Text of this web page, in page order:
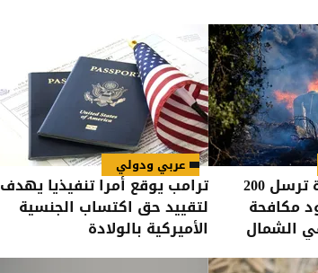
الولايات المتحدة ترسل 200
مكافحة
الشمال
عربي ودولي
ترامب يوقع أمرا تنفيذيا يهدف
لتقييد حق اكتساب الجنسية
الأميركية بالولادة